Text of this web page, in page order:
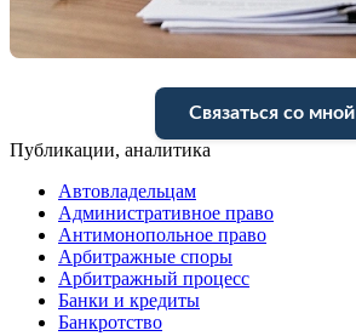
Связаться со мной
Публикации, аналитика
Автовладельцам
Административное право
Антимонопольное право
Арбитражные споры
Арбитражный процесс
Банки и кредиты
Банкротство